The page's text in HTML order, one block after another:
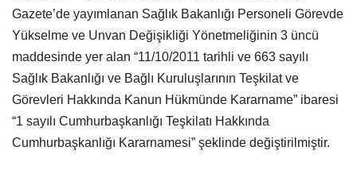
Gazete’de yayımlanan Sağlık Bakanlığı Personeli Görevde
Yükselme ve Unvan Değişikliği Yönetmeliğinin 3 üncü
maddesinde yer alan “11/10/2011 tarihli ve 663 sayılı
Sağlık Bakanlığı ve Bağlı Kuruluşlarının Teşkilat ve
Görevleri Hakkında Kanun Hükmünde Kararname” ibaresi
“1 sayılı Cumhurbaşkanlığı Teşkilatı Hakkında
Cumhurbaşkanlığı Kararnamesi” şeklinde değiştirilmiştir.